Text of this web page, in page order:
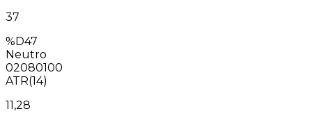
37
%D47
Neutro
02080100
ATR(14)
11,28